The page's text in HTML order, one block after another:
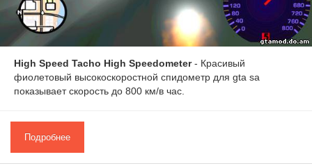
High Speed Tacho High Speedometer- Красивый
фиолетовый высокоскоростной спидометр для gta sa
показывает скорость до 800 км/в час.
Подробнее